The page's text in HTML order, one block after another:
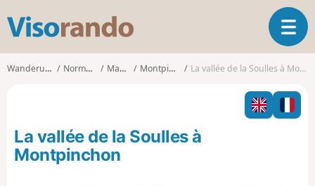
s
o
o
T
o
g
l
n
Wanderungen Normandie Manche Montpinchon La vallée de la Soulles à Montpinchon
La vallée de la Soulles à
Montpinchon